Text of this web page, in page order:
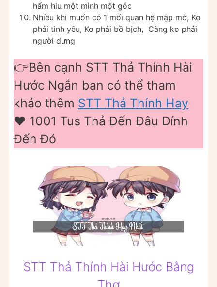
hẩm hiu một mình một góc
Nhiều khi muốn có 1 mối quan hệ mập mờ, Ko
phải tình yêu, Ko phải bồ bịch, Càng ko phải
người dưng
👉Bên cạnh STT Thả Thính Hài
Hước Ngắn bạn có thể tham
khảo thêm STT Thả Thính Hay
❤️️ 1001 Tus Thả Đến Đâu Dính
Đến Đó
STT Thả Thính Hài Hước Bằng